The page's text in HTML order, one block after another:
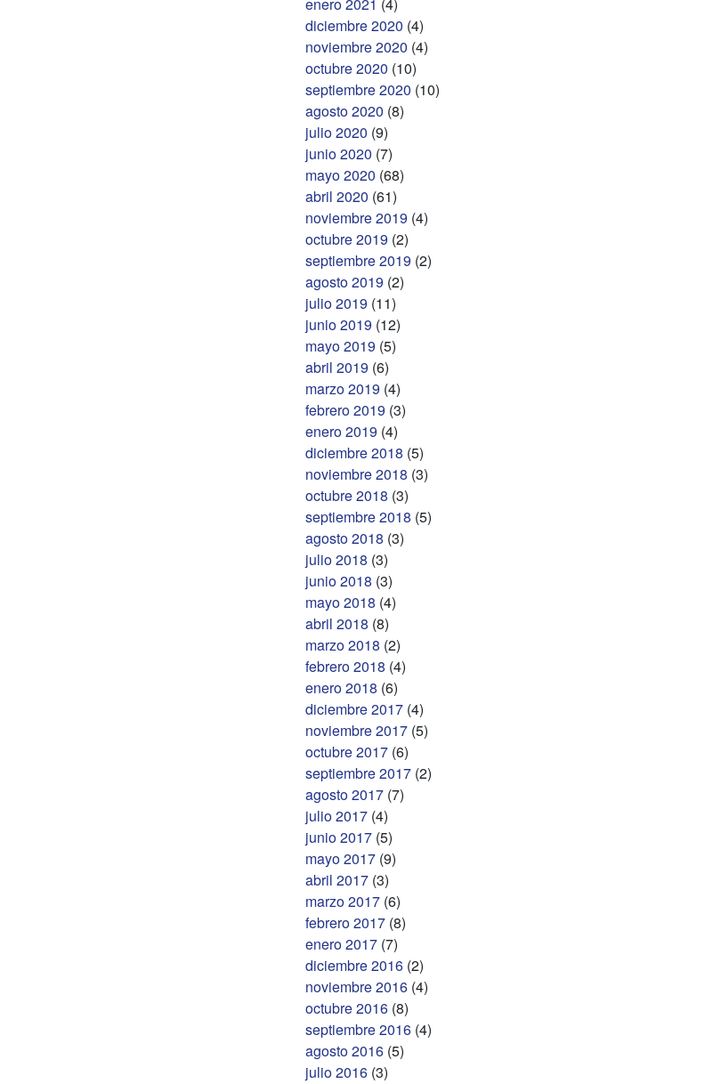
diciembre 2020 (4)
noviembre 2020 (4)
octubre 2020 (10)
septiembre 2020 (10)
agosto 2020 (8)
julio 2020 (9)
junio 2020 (7)
mayo 2020 (68)
abril 2020 (61)
noviembre 2019 (4)
octubre 2019 (2)
septiembre 2019 (2)
agosto 2019 (2)
julio 2019 (11)
junio 2019 (12)
mayo 2019 (5)
abril 2019 (6)
marzo 2019 (4)
febrero 2019 (3)
enero 2019 (4)
diciembre 2018 (5)
noviembre 2018 (3)
octubre 2018 (3)
septiembre 2018 (5)
agosto 2018 (3)
julio 2018 (3)
junio 2018 (3)
mayo 2018 (4)
abril 2018 (8)
marzo 2018 (2)
febrero 2018 (4)
enero 2018 (6)
diciembre 2017 (4)
noviembre 2017 (5)
octubre 2017 (6)
septiembre 2017 (2)
agosto 2017 (7)
julio 2017 (4)
junio 2017 (5)
mayo 2017 (9)
abril 2017 (3)
marzo 2017 (6)
febrero 2017 (8)
enero 2017 (7)
diciembre 2016 (2)
noviembre 2016 (4)
octubre 2016 (8)
septiembre 2016 (4)
agosto 2016 (5)
julio 2016 (3)